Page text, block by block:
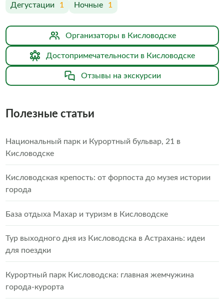
Дегустации 1 Ночные 1
Организаторы в Кисловодске
Достопримечательности в Кисловодске
Отзывы на экскурсии
Полезные статьи
Национальный парк и Курортный бульвар, 21 в
Кисловодске
Кисловодская крепость: от форпоста до музея истории
города
База отдыха Махар и туризм в Кисловодске
Тур выходного дня из Кисловодска в Астрахань: идеи
для поездки
Курортный парк Кисловодска: главная жемчужина
города-курорта